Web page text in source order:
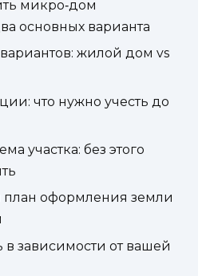
микро‑дом
основных варианта
жилой дом vs
что нужно учесть до
участка: без этого
оформления земли
в зависимости от вашей